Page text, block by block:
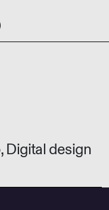
Digital design